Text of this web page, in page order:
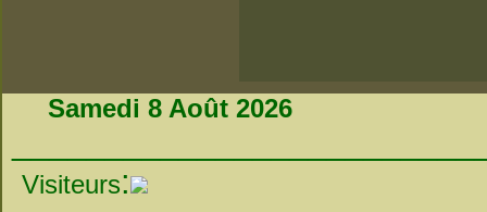
Samedi 8 Août 2026
Visiteurs: